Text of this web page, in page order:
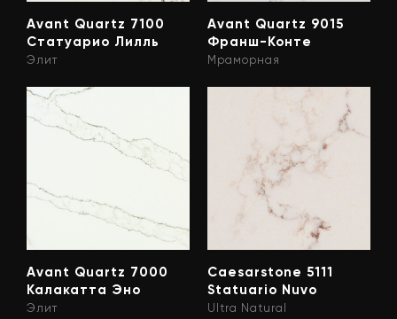
Avant Quartz 7100
Статуарио Лилль
Элит
Avant Quartz 9015
Франш-Конте
Мраморная
Avant Quartz 7000
Калакатта Эно
Элит
Caesarstone 5111
Statuario Nuvo
Ultra Natural